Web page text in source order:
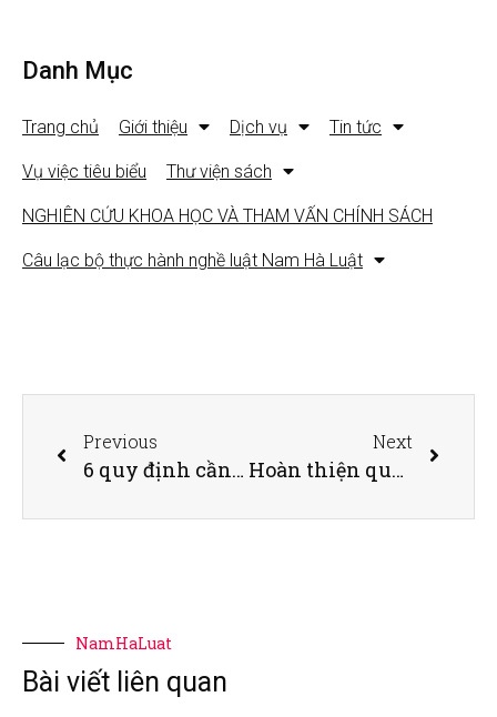
Danh Mục
Trang chủ Giới thiệu Dịch vụ Tin tức
Vụ việc tiêu biểu Thư viện sách
NGHIÊN CỨU KHOA HỌC VÀ THAM VẤN CHÍNH SÁCH
Câu lạc bộ thực hành nghề luật Nam Hà Luật
Previous
6 quy định cần biết trước khi ký hợp đồng thử việc
Next
Hoàn thiện quy định của Bộ luật Tố tụng hình sự về quyền của bị hại, đương sự khi tham gia phiên tòa hình sự sơ thẩm
NamHaLuat
Bài viết liên quan